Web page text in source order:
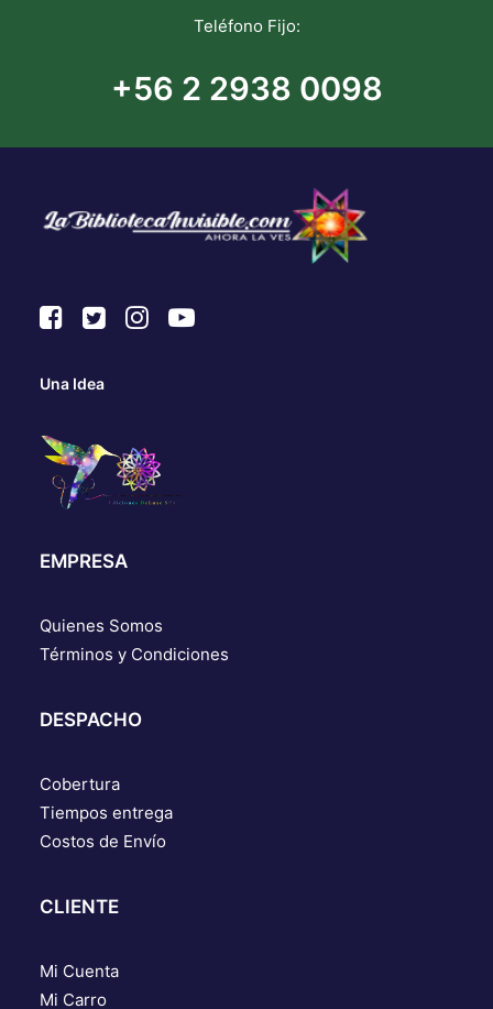
Teléfono Fijo:
+56 2 2938 0098
Una Idea
EMPRESA
Quienes Somos
Términos y Condiciones
DESPACHO
Cobertura
Tiempos entrega
Costos de Envío
CLIENTE
Mi Cuenta
Mi Carro